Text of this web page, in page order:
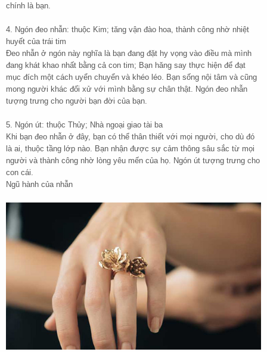
chính là bạn.
4. Ngón đeo nhẫn: thuộc Kim; tăng vận đào hoa, thành công nhờ nhiệt
huyết của trái tim
Đeo nhẫn ở ngón này nghĩa là bạn đang đặt hy vọng vào điều mà mình
đang khát khao nhất bằng cả con tim; Bạn hăng say thực hiện để đạt
mục đích một cách uyển chuyển và khéo léo. Bạn sống nội tâm và cũng
mong người khác đối xử với mình bằng sự chân thật. Ngón đeo nhẫn
tượng trưng cho người bạn đời của bạn.
5. Ngón út: thuộc Thủy; Nhà ngoại giao tài ba
Khi bạn đeo nhẫn ở đây, bạn có thể thân thiết với mọi người, cho dù đó
là ai, thuộc tầng lớp nào. Bạn nhận được sự cảm thông sâu sắc từ mọi
người và thành công nhờ lòng yêu mến của họ. Ngón út tượng trưng cho
con cái.
Ngũ hành của nhẫn